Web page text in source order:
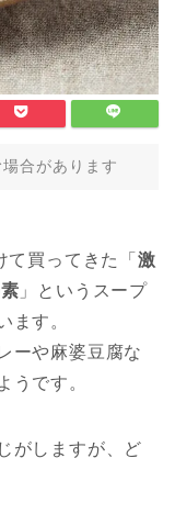
合があります
買ってきた「 激
」というスープ
ます。
ーや麻婆豆腐な
うです。
がしますが、ど